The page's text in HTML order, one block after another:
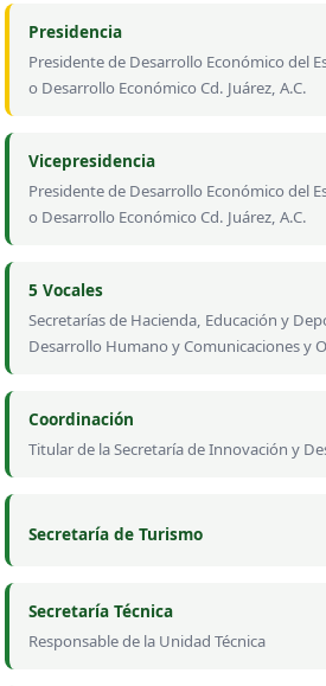
Presidencia
Presidente de Desarrollo Económico del
o Desarrollo Económico Cd. Juárez, A.C.
Vicepresidencia
Presidente de Desarrollo Económico del
o Desarrollo Económico Cd. Juárez, A.C.
5 Vocales
Secretarías de Hacienda, Educación y
Desarrollo Humano y Comunicaciones y
Coordinación
Titular de la Secretaría de Innovación y
Secretaría de Turismo
Secretaría Técnica
Responsable de la Unidad Técnica